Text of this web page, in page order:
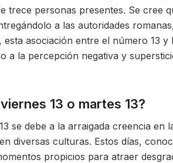
trece personas presentes. Se cree
a las autoridades
asociación entre el número 13 y
a la percepción negativa y
13 o martes 13?
se debe a la arraigada creencia en
diversas culturas. Estos días,
propicios para atraer